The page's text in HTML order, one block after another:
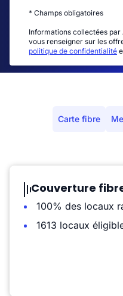
* Champs obligatoires
Informations collectées
vous renseigner sur les
politique de confidentialité
Carte fibre
Couverture
100% des locaux
1613 locaux